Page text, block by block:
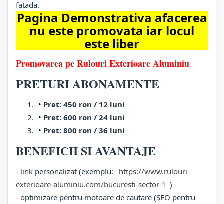
fatada.
Pagina Demonstrativa afacerea
nu este promovata iar locul
este liber
Promovarea pe Rulouri Exterioare Aluminiu
PRETURI ABONAMENTE
Pret: 450 ron / 12 luni
Pret: 600 ron / 24 luni
Pret: 800 ron / 36 luni
BENEFICII SI AVANTAJE
- link personalizat (exemplu:
https://www.rulouri-
exterioare-aluminiu.com/bucuresti-sector-1 )
- optimizare pentru motoare de cautare (SEO pentru